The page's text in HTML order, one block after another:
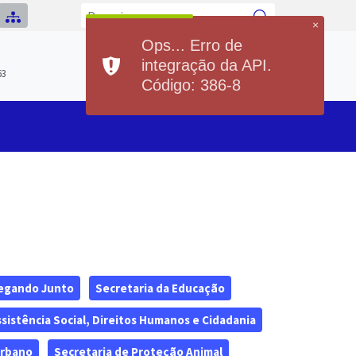
Previsão do Tempo
Hoje
Min21°Max36°
Sexta
Min 20°
Junto Secretaria da Educação
Social, Direitos Humanos e Cidadania
Secretaria de Proteção Animal
×
Ops... Erro de
integração da API.
Código: 386-8